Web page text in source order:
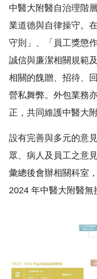
中醫大附醫自治理階
業道德與自律操守。
守則」、「員工獎懲
誠信與廉潔相關規範
相關的餽贈、招待、
營私舞弊。外包業務
正，共同維護中醫大
設有完善與多元的意
眾、病人及員工之意
彙總後會辦相關科室
2024 年中醫大附醫無